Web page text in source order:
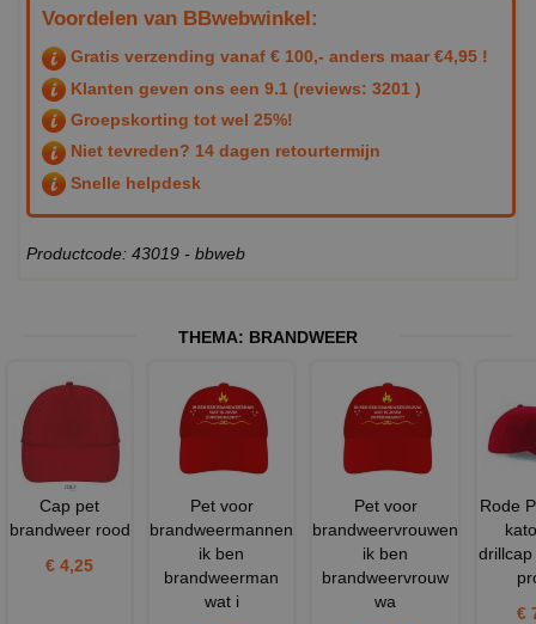
Voordelen van BBwebwinkel:
Gratis verzending vanaf € 100,- anders maar €4,95 !
Klanten geven ons een 9.1 (reviews: 3201 )
Groepskorting tot wel 25%!
Niet tevreden? 14 dagen retourtermijn
Snelle helpdesk
Productcode: 43019 - bbweb
THEMA: BRANDWEER
Cap pet
brandweer rood
€ 4,25
Pet voor
brandweermannen
ik ben
brandweerman
wat i
Pet voor
brandweervrouwen
ik ben
brandweervrouw
wa
Rode
€